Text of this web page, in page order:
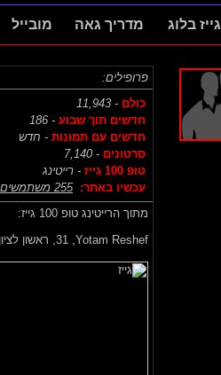
גייז בלוג מדריך גאה מובייל
פרופילים:
כולם - 11,943
חדשים תוך שבוע - 186
חדשים עם תמונות - חדש
סרטונים - 7,140
טופ 100 גייז
- רייטינג
עכשיו באתר: 255 משתמשים
מתוך הרייטינג טופ 100 גייז:
Yotam Reshef, 31, ראשון לציון